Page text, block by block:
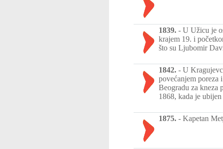
1839. - U Užicu je
krajem 19. i
što su Ljubomir
1842. - U
povećanjem poreza
Beogradu za kneza
1868, kada je
1875. - Kapetan